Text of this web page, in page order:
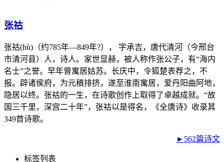
张祜
张祜(hù)（约785年—849年?）， 字承吉，唐代清河（今邢台
市清河县）人，诗人。家世显赫，被人称作张公子，有“海内
名士”之誉。早年曾寓居姑苏。长庆中，令狐楚表荐之，不
报。辟诸侯府，为元稹排挤，遂至淮南寓居，爱丹阳曲阿地，
隐居以终。张祜的一生，在诗歌创作上取得了卓越成就。“故
国三千里，深宫二十年”，张祜以是得名，《全唐诗》收录其
349首诗歌。
►562篇诗文
标签列表